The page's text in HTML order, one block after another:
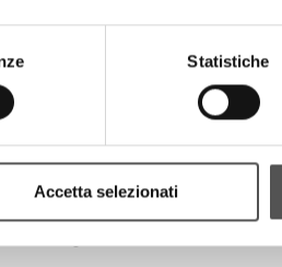
Statistiche
Accetta selezionati
La Boutique